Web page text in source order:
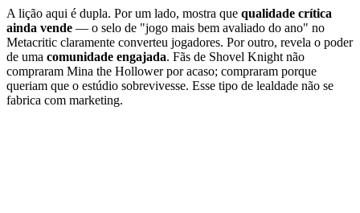
A lição aqui é dupla. Por um lado, mostra que qualidade crítica
ainda vende — o selo de "jogo mais bem avaliado do ano" no
Metacritic claramente converteu jogadores. Por outro, revela o poder
de uma comunidade engajada. Fãs de Shovel Knight não
compraram Mina the Hollower por acaso; compraram porque
queriam que o estúdio sobrevivesse. Esse tipo de lealdade não se
fabrica com marketing.